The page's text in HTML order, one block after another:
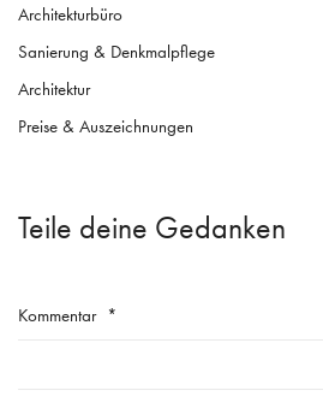
Architekturbüro
Sanierung & Denkmalpflege
Architektur
Preise & Auszeichnungen
Teile deine Gedanken
Kommentar *